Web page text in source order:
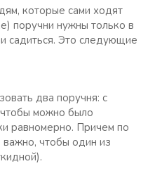
которые сами ходят
поручни нужны только в
садиться. Это следующие
два поручня: с
можно было
равномерно. Причем по
чтобы один из